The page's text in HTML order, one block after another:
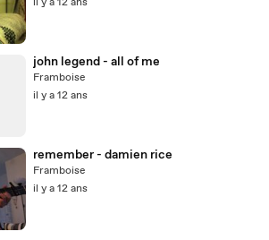
john legend - all of me
Framboise
il y a 12 ans
remember - damien rice
Framboise
il y a 12 ans